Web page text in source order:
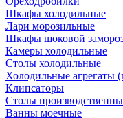
Шкафы холодильные
Лари морозильные
Шкафы шоковой
Камеры холодильные
Столы холодильные
Холодильные агрегаты
Клипсаторы
Столы
Ванны моечные